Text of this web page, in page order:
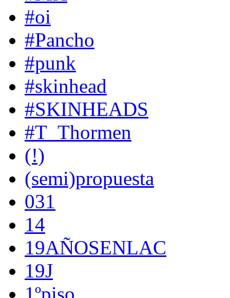
#oi
#Pancho
#punk
#skinhead
#SKINHEADS
#T_Thormen
(!)
(semi)propuesta
031
14
19AÑOSENLAC
19J